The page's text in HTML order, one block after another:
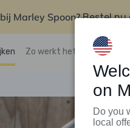
Marley Spoon?Bestel nu
Zo werkt het
on
Do you
local